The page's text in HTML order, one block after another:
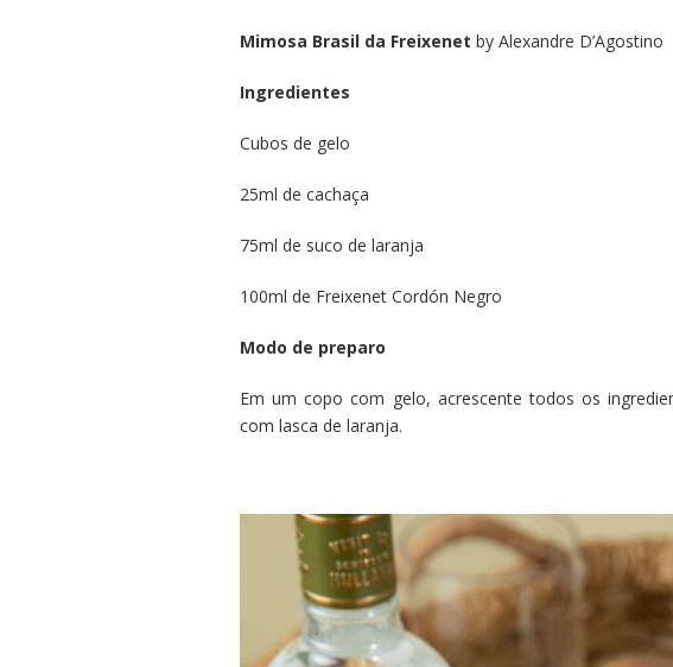
Mimosa Brasil da Freixenet by Alexandre D’Agostino
Ingredientes
Cubos de gelo
25ml de cachaça
75ml de suco de laranja
100ml de Freixenet Cordón Negro
Modo de preparo
Em um copo com gelo, acrescente todos os
com lasca de laranja.